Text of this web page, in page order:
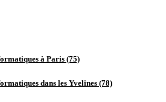
à Paris (75)
dans les Yvelines (78)